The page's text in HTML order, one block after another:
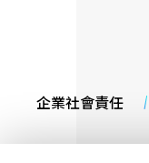
企業社會責任